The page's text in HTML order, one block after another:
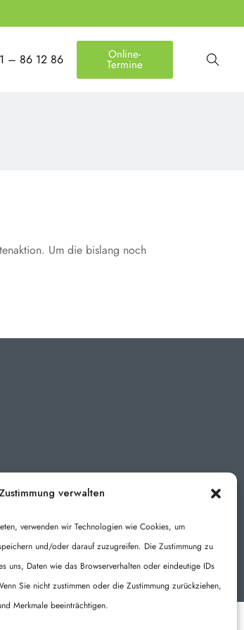
verwalten
verwenden wir Technologien wie Cookies, um
und/oder darauf zuzugreifen. Die Zustimmung zu
uns, Daten wie das Browserverhalten oder eindeutige IDs
Sie nicht zustimmen oder die Zustimmung zurückziehen,
Merkmale beeinträchtigen.
– 86 12 86 Online-
Termine
Um die bislang noch